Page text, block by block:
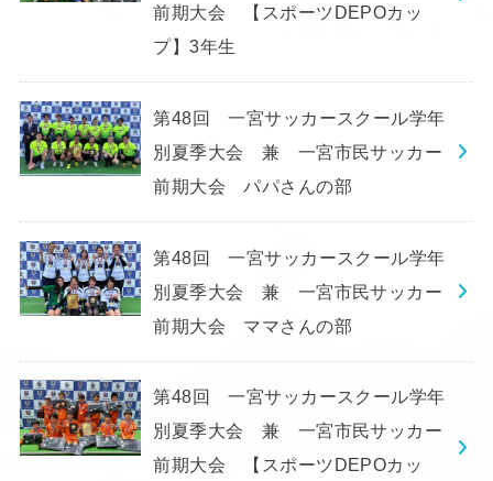
前期大会 【スポーツDEPOカッ
プ】3年生
第48回 一宮サッカースクール学年
別夏季大会 兼 一宮市民サッカー
前期大会 パパさんの部
第48回 一宮サッカースクール学年
別夏季大会 兼 一宮市民サッカー
前期大会 ママさんの部
第48回 一宮サッカースクール学年
別夏季大会 兼 一宮市民サッカー
前期大会 【スポーツDEPOカッ